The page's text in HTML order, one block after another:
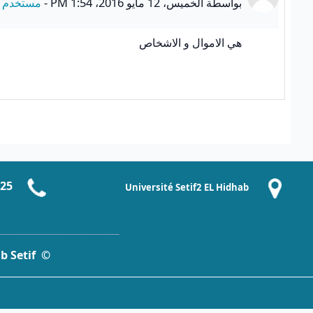
هي الاموال و الاشخاص
Université Setif2 EL Hidhab
© Université Setif2 EL Hidhab Setif